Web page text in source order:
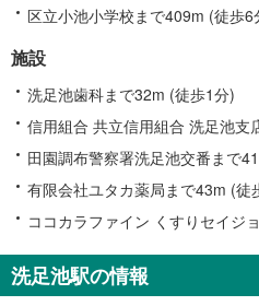
区立小池小学校まで409m (徒歩6
施設
洗足池歯科まで32m (徒歩1分)
信用組合 共立信用組合 洗足池支
田園調布警察署洗足池交番まで
有限会社ユタカ薬局まで43m (徒
ココカラファイン くすりセイジ
洗足池駅の情報